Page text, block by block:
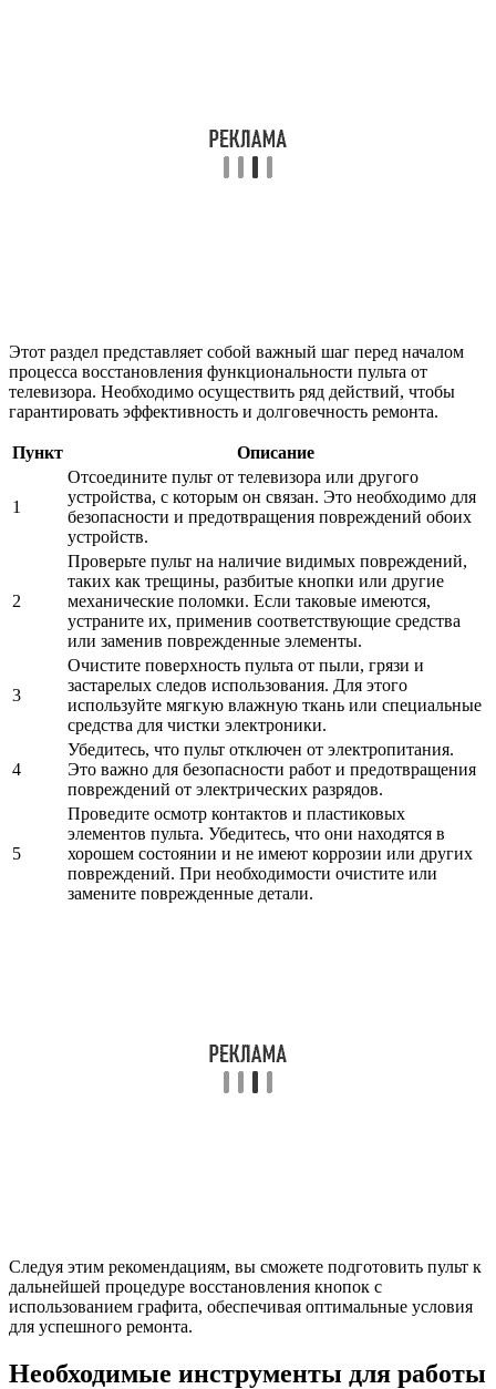
Этот раздел представляет собой важный шаг перед началом
процесса восстановления функциональности пульта от
телевизора. Необходимо осуществить ряд действий, чтобы
гарантировать эффективность и долговечность ремонта.
Пункт Описание
1
Отсоедините пульт от телевизора или другого
устройства, с которым он связан. Это необходимо для
безопасности и предотвращения повреждений обоих
устройств.
2
Проверьте пульт на наличие видимых повреждений,
таких как трещины, разбитые кнопки или другие
механические поломки. Если таковые имеются,
устраните их, применив соответствующие средства
или заменив поврежденные элементы.
3
Очистите поверхность пульта от пыли, грязи и
застарелых следов использования. Для этого
используйте мягкую влажную ткань или специальные
средства для чистки электроники.
4
Убедитесь, что пульт отключен от электропитания.
Это важно для безопасности работ и предотвращения
повреждений от электрических разрядов.
5
Проведите осмотр контактов и пластиковых
элементов пульта. Убедитесь, что они находятся в
хорошем состоянии и не имеют коррозии или других
повреждений. При необходимости очистите или
замените поврежденные детали.
Следуя этим рекомендациям, вы сможете подготовить пульт к
дальнейшей процедуре восстановления кнопок с
использованием графита, обеспечивая оптимальные условия
для успешного ремонта.
Необходимые инструменты для работы